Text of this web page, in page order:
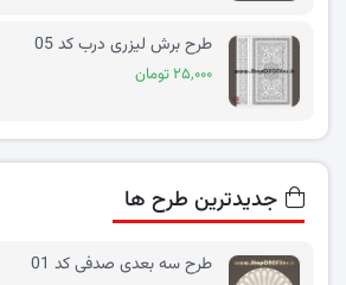
طرح برش لیزری درب کد 05
۲۵,۰۰۰ تومان
جدیدترین طرح ها
طرح سه بعدی صدفی کد 01